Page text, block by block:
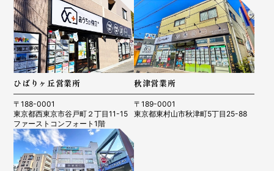
ひばりヶ丘営業所
〒188-0001
東京都西東京市谷戸町２丁目11-15
ファーストコンフォート1階
秋津営業所
〒189-0001
東京都東村山市秋津町5丁目25-88